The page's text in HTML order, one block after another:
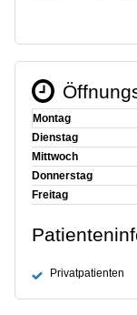
Montag
Dienstag
Mittwoch
Donnerstag
Freitag
Privatpatienten